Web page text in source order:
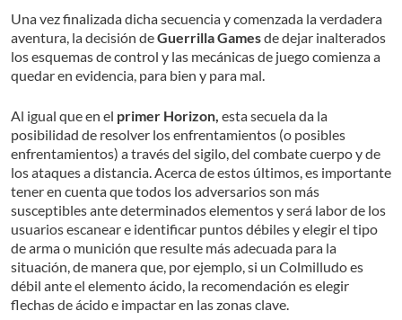
Una vez finalizada dicha secuencia y comenzada la verdadera
aventura, la decisión deGuerrilla Gamesde dejar inalterados
los esquemas de control y las mecánicas de juego comienza a
quedar en evidencia, para bien y para mal.
Al igual que en el primer Horizon, esta secuela da la
posibilidad de resolver los enfrentamientos (o posibles
enfrentamientos) a través del sigilo, del combate cuerpo y de
los ataques a distancia. Acerca de estos últimos, es importante
tener en cuenta que todos los adversarios son más
susceptibles ante determinados elementos y será labor de los
usuarios escanear e identificar puntos débiles y elegir el tipo
de arma o munición que resulte más adecuada para la
situación, de manera que, por ejemplo, si un Colmilludo es
débil ante el elemento ácido, la recomendación es elegir
flechas de ácido e impactar en las zonas clave.